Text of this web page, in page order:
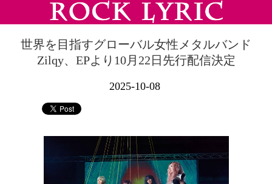
世界を目指すグローバル女性メタルバンド
Zilqy、EPより10月22日先行配信決定
2025-10-08